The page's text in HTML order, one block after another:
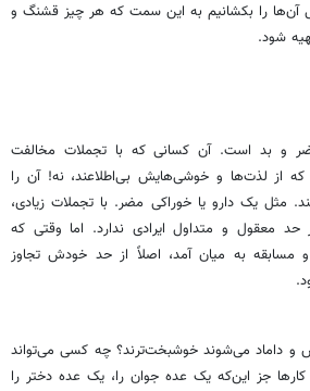
آن‌ها را بکشانیم به این سمت که هر چیز قشنگ و
شود.
و بد است. آن کسانی که با تجملات مخالفت
از لذت‌ها و خوشی‌هایش بی‌اطلاعند، نه! آن را
مثل یک دارو یا خوراکی مضر. با تجملات زیادی،
حد معقول و متداول ایرادی ندارد. اما وقتی که
مسابقه به میان آمد، اصلاً از حد خودش تجاوز
و داماد می‌شوند خوشبخت‌ترند؟ چه کسی می‌تواند
کارها جز این‌که یک عده جوان را، یک عده دختر را